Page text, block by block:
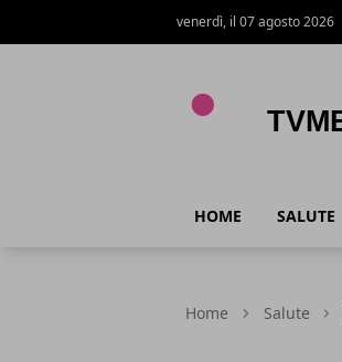
venerdì, il 07 agosto 2026
HOME SALUTE
Home Salute